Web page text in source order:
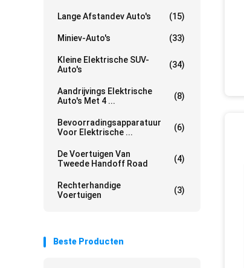
Lange Afstandev Auto's (15)
Miniev-Auto's (33)
Kleine Elektrische SUV-
Auto's
(34)
Aandrijvings Elektrische
Auto's Met 4 ...
(8)
Bevoorradingsapparatuur
Voor Elektrische ...
(6)
De Voertuigen Van
Tweede Handoff Road
(4)
Rechterhandige
Voertuigen
(3)
Beste Producten